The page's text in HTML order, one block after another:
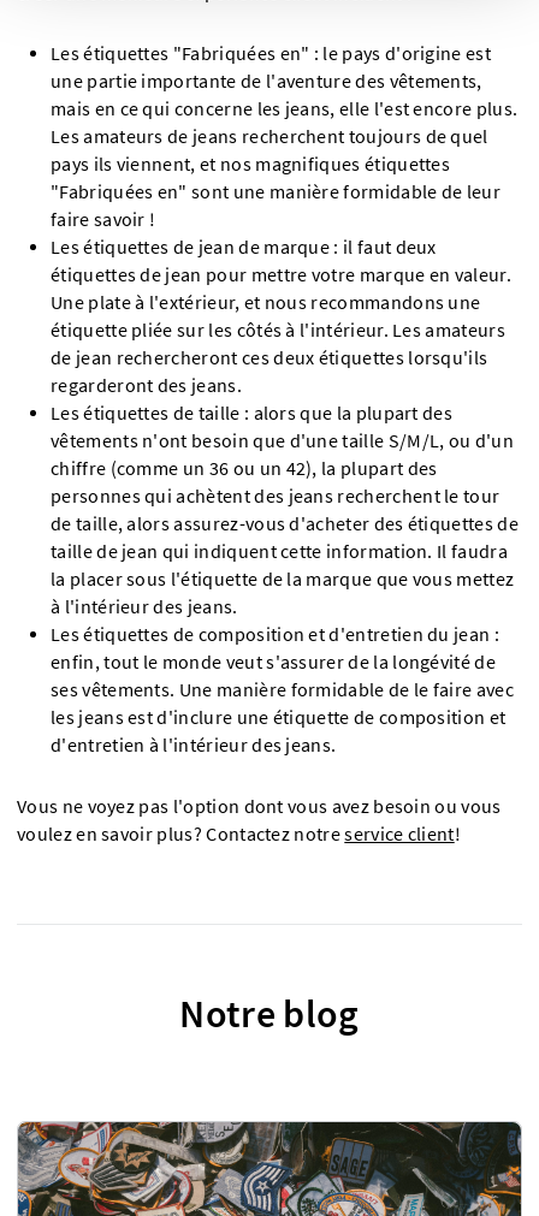
Les étiquettes "Fabriquées en" : le pays d'origine est
une partie importante de l'aventure des vêtements,
mais en ce qui concerne les jeans, elle l'est encore plus.
Les amateurs de jeans recherchent toujours de quel
pays ils viennent, et nos magnifiques étiquettes
"Fabriquées en" sont une manière formidable de leur
faire savoir !
Les étiquettes de jean de marque : il faut deux
étiquettes de jean pour mettre votre marque en valeur.
Une plate à l'extérieur, et nous recommandons une
étiquette pliée sur les côtés à l'intérieur. Les amateurs
de jean rechercheront ces deux étiquettes lorsqu'ils
regarderont des jeans.
Les étiquettes de taille : alors que la plupart des
vêtements n'ont besoin que d'une taille S/M/L, ou d'un
chiffre (comme un 36 ou un 42), la plupart des
personnes qui achètent des jeans recherchent le tour
de taille, alors assurez-vous d'acheter des étiquettes de
taille de jean qui indiquent cette information. Il faudra
la placer sous l'étiquette de la marque que vous mettez
à l'intérieur des jeans.
Les étiquettes de composition et d'entretien du jean :
enfin, tout le monde veut s'assurer de la longévité de
ses vêtements. Une manière formidable de le faire avec
les jeans est d'inclure une étiquette de composition et
d'entretien à l'intérieur des jeans.
Vous ne voyez pas l'option dont vous avez besoin ou vous
voulez en savoir plus? Contactez notreservice client!
Notre blog